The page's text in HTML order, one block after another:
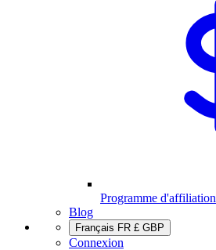
Programme d'affiliation
Blog
Français FR £ GBP
Connexion